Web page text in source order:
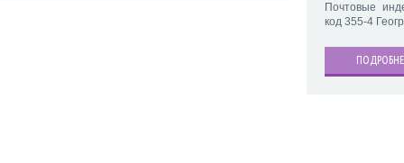
Почтовые
код 355-4